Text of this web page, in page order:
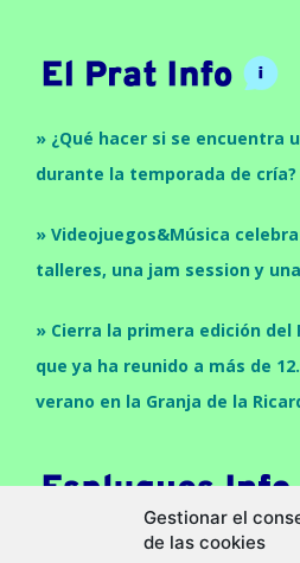
Gestionar el
de las cookies
» ¿Qué hacer si se encuentra
durante la temporada de cría?
» Videojuegos&Música
talleres, una jam session y
» Cierra la primera edición
que ya ha reunido a más de
verano en la Granja de la